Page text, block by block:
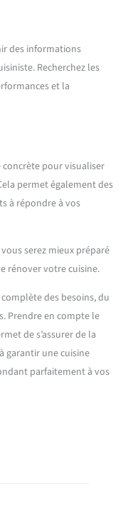
des informations
Recherchez les
et la
pour visualiser
permet également des
à répondre à vos
serez mieux préparé
rénover votre cuisine.
des besoins, du
Prendre en compte le
de s’assurer de la
garantir une cuisine
parfaitement à vos